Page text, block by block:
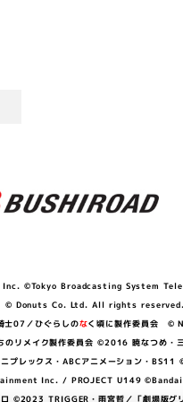
©Tokyo Broadcasting System
© Donuts Co. Ltd. All rights
07／ひぐらしのなく頃に製作委員会
イク製作委員会 ©2016 暁なつめ・三
ックス・ABCアニメーション・
Inc. / PROJECT U149
©2023 TRIGGER・雨宮哲／「劇場版グ